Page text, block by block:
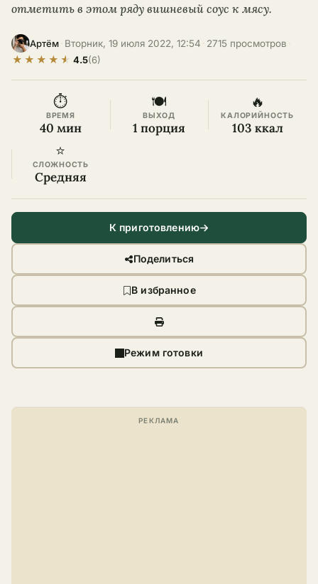
отметить в этом ряду вишневый соус к мясу.
Артём Вторник, 19 июля 2022, 12:54 2715 просмотров
★ ★ ★ ★ ★ 4.5(6)
⏱
ВРЕМЯ
40 мин
🍽
ВЫХОД
1 порция
🔥
КАЛОРИЙНОСТЬ
103 ккал
⭐
СЛОЖНОСТЬ
Средняя
К приготовлению
Поделиться
В избранное
Режим готовки